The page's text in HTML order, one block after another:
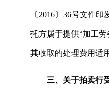
〔2016〕36号文件
托方属于提供“加工
其收取的处理费用适
三、关于拍卖行